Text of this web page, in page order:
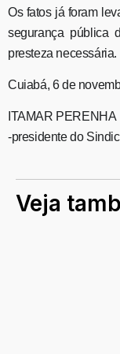
Os fatos já foram
segurança pública
presteza necessária.
Cuiabá, 6 de
ITAMAR PERENHA
-presidente do
Veja